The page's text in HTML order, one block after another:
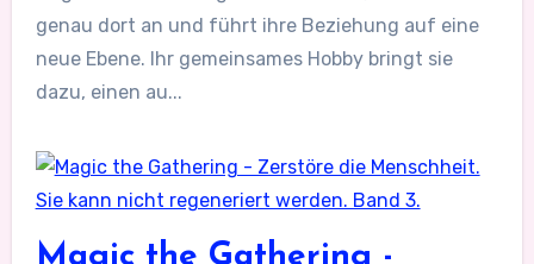
genau dort an und führt ihre Beziehung auf eine
neue Ebene. Ihr gemeinsames Hobby bringt sie
dazu, einen au...